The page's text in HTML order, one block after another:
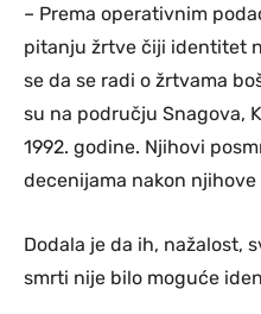
– Prema operativnim
pitanju žrtve čiji identitet
se da se radi o žrtvama
su na području Snagova,
1992. godine. Njihovi
decenijama nakon
Dodala je da ih, nažalost,
smrti nije bilo moguće